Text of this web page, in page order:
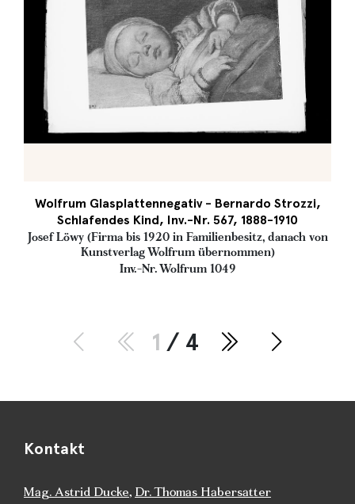
Wolfrum Glasplattennegativ - Bernardo Strozzi,
Schlafendes Kind, Inv.-Nr. 567, 1888-1910
Josef Löwy (Firma bis 1920 in Familienbesitz, danach von
Kunstverlag Wolfrum übernommen)
Inv.-Nr. Wolfrum 1049
1 / 4
Kontakt
Mag. Astrid Ducke, Dr. Thomas Habersatter